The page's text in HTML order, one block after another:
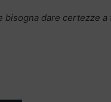
bisogna dare certezze